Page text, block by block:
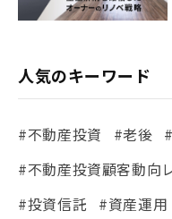
人気のキーワード
#不動産投資 #老後
#不動産投資顧客動向
#投資信託
#資産運用